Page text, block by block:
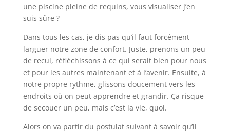
une piscine pleine de requins, vous visualiser j’en
suis sûre ?
Dans tous les cas, je dis pas qu’il faut forcément
larguer notre zone de confort. Juste, prenons un peu
de recul, réfléchissons à ce qui serait bien pour nous
et pour les autres maintenant et à l’avenir. Ensuite, à
notre propre rythme, glissons doucement vers les
endroits où on peut apprendre et grandir. Ça risque
de secouer un peu, mais c’est la vie, quoi.
Alors on va partir du postulat suivant à savoir qu’il